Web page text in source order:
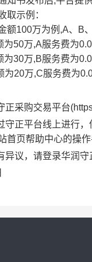
取示例：
额100万为例,A、B
为50万,A服务费为
为30万,B服务费为
20万,C服务费为
正采购交易平台(
守正平台线上进行，
首页帮助中心的操
异议，请登录华润守